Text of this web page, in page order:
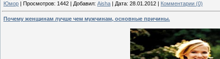
Юмор Просмотров: 1442 Добавил: Aisha Дата: 28.01.2012 Комментарии (0)
Почему женщинам лучше чем мужчинам, основные причины.